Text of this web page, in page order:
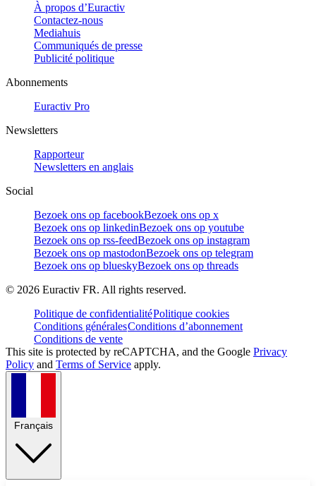
À propos d’Euractiv
Contactez-nous
Mediahuis
Communiqués de presse
Publicité politique
Abonnements
Euractiv Pro
Newsletters
Rapporteur
Newsletters en anglais
Social
Bezoek ons op facebookBezoek ons op x
Bezoek ons op linkedinBezoek ons op youtube
Bezoek ons op rss-feedBezoek ons op instagram
Bezoek ons op mastodonBezoek ons op telegram
Bezoek ons op blueskyBezoek ons op threads
© 2026 Euractiv FR. All rights reserved.
Politique de confidentialitéPolitique cookies
Conditions généralesConditions d’abonnement
Conditions de vente
This site is protected by reCAPTCHA, and the Google Privacy
Policy and Terms of Service apply.
Français